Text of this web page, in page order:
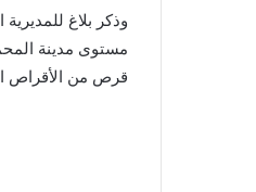
وذكر بلاغ
قرص من الأقراص